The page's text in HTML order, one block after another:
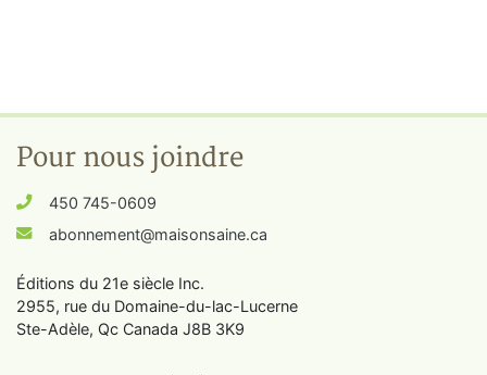
Pour nous joindre
450 745-0609
abonnement@maisonsaine.ca
Éditions du 21e siècle Inc.
2955, rue du Domaine-du-lac-Lucerne
Ste-Adèle, Qc Canada J8B 3K9